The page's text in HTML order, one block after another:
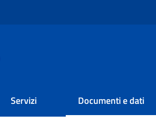
Servizi Documenti e dati